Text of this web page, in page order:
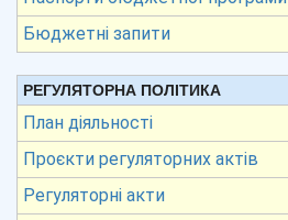
Бюджетні запити
РЕГУЛЯТОРНА ПОЛІТИКА
План діяльності
Проєкти регуляторних актів
Регуляторні акти